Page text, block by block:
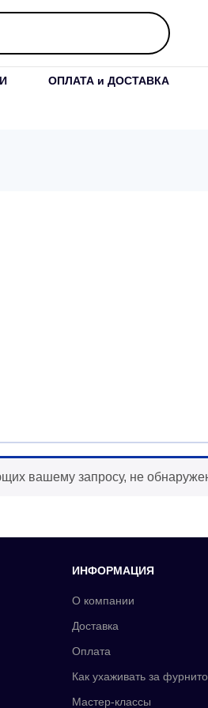
ОПЛАТА и ДОСТАВКА
вашему запросу, не
ИНФОРМАЦИЯ
О компании
Доставка
Оплата
Как ухаживать за
Мастер-классы